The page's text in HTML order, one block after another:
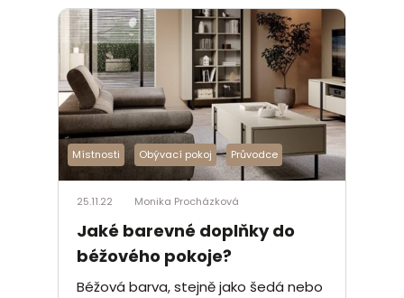
Místnosti Obývací pokoj Průvodce
25.11.22 Monika Procházková
Jaké barevné doplňky do
béžového pokoje?
Béžová barva, stejně jako šedá nebo